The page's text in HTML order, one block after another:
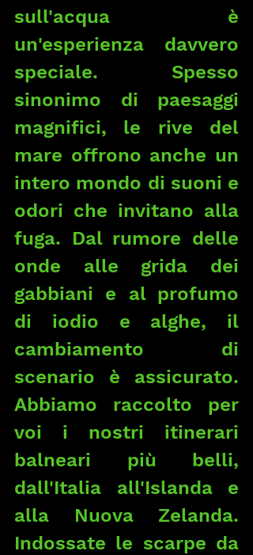
sull'acqua è
un'esperienza davvero
speciale. Spesso
sinonimo di paesaggi
magnifici, le rive del
mare offrono anche un
intero mondo di suoni e
odori che invitano alla
fuga. Dal rumore delle
onde alle grida dei
gabbiani e al profumo
di iodio e alghe, il
cambiamento di
scenario è assicurato.
Abbiamo raccolto per
voi i nostri itinerari
balneari più belli,
dall'Italia all'Islanda e
alla Nuova Zelanda.
Indossate le scarpe da